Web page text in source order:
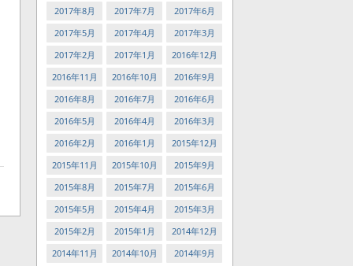
2017年8月
2017年7月
2017年6月
2017年5月
2017年4月
2017年3月
2017年2月
2017年1月
2016年12月
2016年11月
2016年10月
2016年9月
2016年8月
2016年7月
2016年6月
2016年5月
2016年4月
2016年3月
2016年2月
2016年1月
2015年12月
2015年11月
2015年10月
2015年9月
2015年8月
2015年7月
2015年6月
2015年5月
2015年4月
2015年3月
2015年2月
2015年1月
2014年12月
2014年11月
2014年10月
2014年9月